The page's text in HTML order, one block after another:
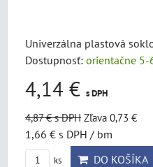
Univerzálna plastová
Dostupnosť: orientačne 5-
4,14 € s DPH
4,87 €s DPH Zľava 0,73 €
1,66 € s DPH / bm
ks DO KOŠÍKA